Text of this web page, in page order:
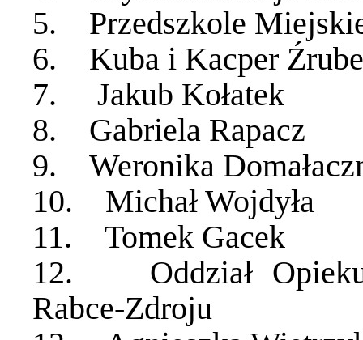
5. Przedszkole
6. Kuba i Kacper
7. Jakub Kołatek
8. Gabriela Rapacz
9. Weronika
10. Michał Wojdyła
11. Tomek Gacek
12. Oddział
Rabce-Zdroju